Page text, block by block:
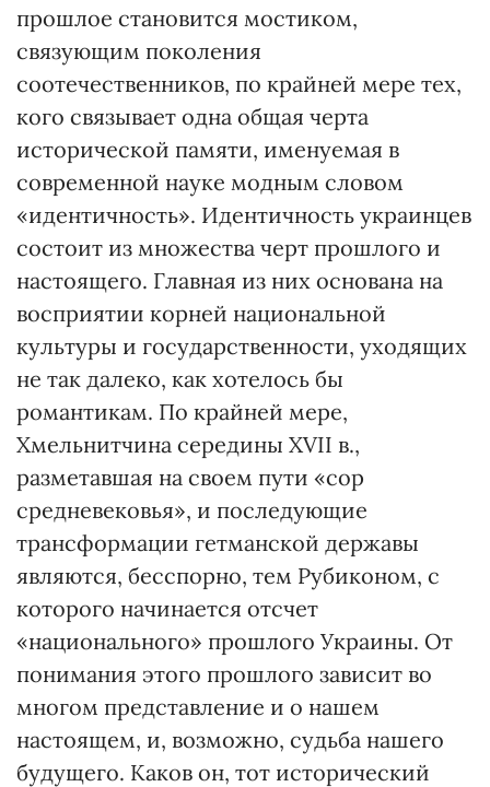
прошлое становится мостиком,
связующим поколения
соотечественников, по крайней мере тех,
кого связывает одна общая черта
исторической памяти, именуемая в
современной науке модным словом
«идентичность». Идентичность украинцев
состоит из множества черт прошлого и
настоящего. Главная из них основана на
восприятии корней национальной
культуры и государственности, уходящих
не так далеко, как хотелось бы
романтикам. По крайней мере,
Хмельнитчина середины XVII в.,
разметавшая на своем пути «сор
средневековья», и последующие
трансформации гетманской державы
являются, бесспорно, тем Рубиконом, с
которого начинается отсчет
«национального» прошлого Украины. От
понимания этого прошлого зависит во
многом представление и о нашем
настоящем, и, возможно, судьба нашего
будущего. Каков он, тот исторический